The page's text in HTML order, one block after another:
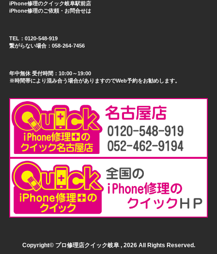
iPhone修理のクイック岐阜駅前店
iPhone修理のご依頼・お問合せは
TEL：0120-548-919
繋がらない場合：058-264-7456
年中無休 受付時間：10:00～19:00
※時間帯により混み合う場合がありますのでWeb予約をお勧めします。
Copyright© プロ修理店クイック岐阜 , 2026 All Rights Reserved.